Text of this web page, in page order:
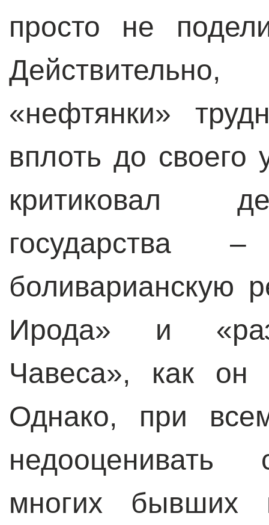
просто не
«нефтянки»
вплоть до своего
критиковал
государства
боливарианскую
Ирода» и
Чавеса», как он
Однако, при
недооценивать
многих бывших